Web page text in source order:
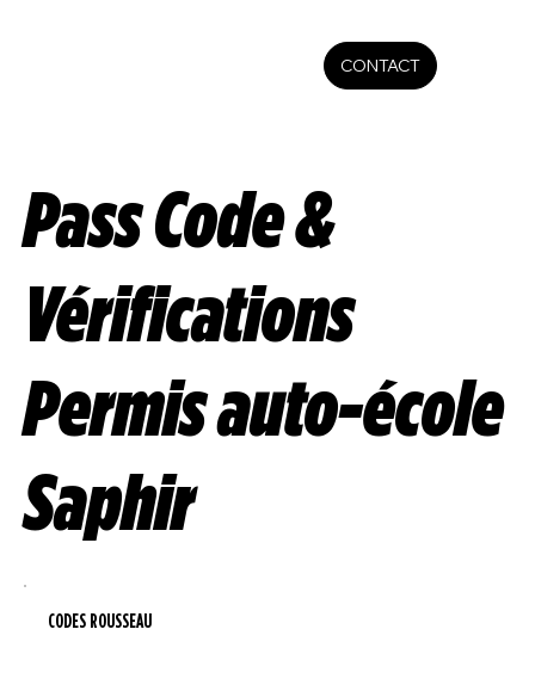
CONTACT
Pass Code &
Vérifications
Permis auto-école
Saphir
CODES ROUSSEAU